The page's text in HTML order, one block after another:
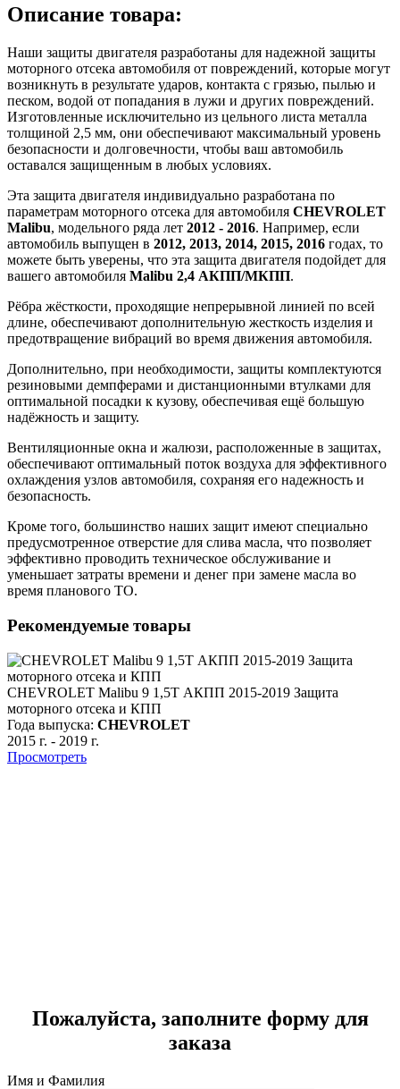
Описание товара:
Наши защиты двигателя разработаны для надежной защиты
моторного отсека автомобиля от повреждений, которые могут
возникнуть в результате ударов, контакта с грязью, пылью и
песком, водой от попадания в лужи и других повреждений.
Изготовленные исключительно из цельного листа металла
толщиной 2,5 мм, они обеспечивают максимальный уровень
безопасности и долговечности, чтобы ваш автомобиль
оставался защищенным в любых условиях.
Эта защита двигателя индивидуально разработана по
параметрам моторного отсека для автомобиля CHEVROLET
Malibu, модельного ряда лет 2012 - 2016. Например, если
автомобиль выпущен в 2012, 2013, 2014, 2015, 2016 годах, то
можете быть уверены, что эта защита двигателя подойдет для
вашего автомобиля Malibu 2,4 АКПП/МКПП.
Рёбра жёсткости, проходящие непрерывной линией по всей
длине, обеспечивают дополнительную жесткость изделия и
предотвращение вибраций во время движения автомобиля.
Дополнительно, при необходимости, защиты комплектуются
резиновыми демпферами и дистанционными втулками для
оптимальной посадки к кузову, обеспечивая ещё большую
надёжность и защиту.
Вентиляционные окна и жалюзи, расположенные в защитах,
обеспечивают оптимальный поток воздуха для эффективного
охлаждения узлов автомобиля, сохраняя его надежность и
безопасность.
Кроме того, большинство наших защит имеют специально
предусмотренное отверстие для слива масла, что позволяет
эффективно проводить техническое обслуживание и
уменьшает затраты времени и денег при замене масла во
время планового ТО.
Рекомендуемые товары
CHEVROLET Malibu 9 1,5T АКПП 2015-2019 Защита
моторного отсека и КПП
Года выпуска: CHEVROLET
2015 г. - 2019 г.
Просмотреть
Пожалуйста, заполните форму для
заказа
Имя и Фамилия